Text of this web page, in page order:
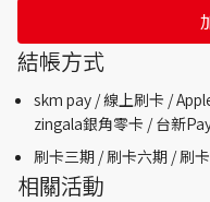
結帳方式
skm pay /線上刷卡 /
zingala銀角零卡 /台新
刷卡三期 /刷卡六期 /刷
相關活動